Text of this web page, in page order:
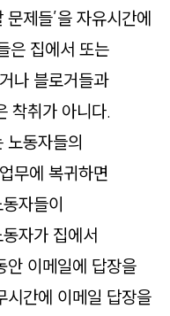
제들’을 자유시간에
은 집에서 또는
나 블로거들과
착취가 아니다.
노동자들의
무에 복귀하면
자들이
자가 집에서
안 이메일에 답장을
시간에 이메일 답장을